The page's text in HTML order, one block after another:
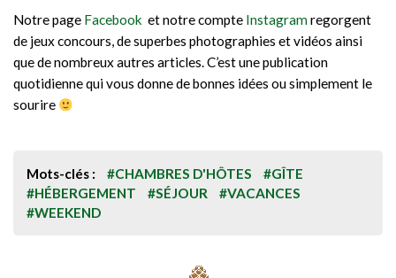
Notre page Facebook et notre compte Instagramregorgent
de jeux concours, de superbes photographies et vidéos ainsi
que de nombreux autres articles. C’est une publication
quotidienne qui vous donne de bonnes idées ou simplement le
sourire
Mots-clés : #CHAMBRES D'HÔTES
#GÎTE
#HÉBERGEMENT
#SÉJOUR
#VACANCES
#WEEKEND